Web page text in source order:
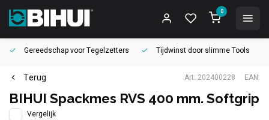
0
Gereedschap voorTegelzetters Tijdwinst door slimme Tools
Terug Art: 202400228 EAN:
BIHUI Spackmes RVS 400 mm. Softgrip
Vergelijk